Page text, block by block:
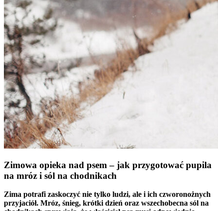
Zimowa opieka nad psem – jak przygotować pupila
na mróz i sól na chodnikach
Zima potrafi zaskoczyć nie tylko ludzi, ale i ich czworonożnych
przyjaciół. Mróz, śnieg, krótki dzień oraz wszechobecna sól na